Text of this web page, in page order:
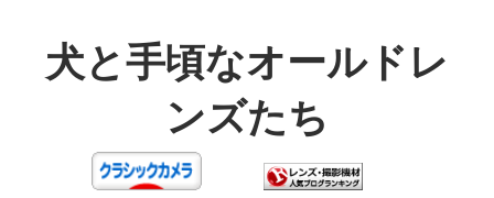
テ犬と手頃なオールドレ
ンズたち